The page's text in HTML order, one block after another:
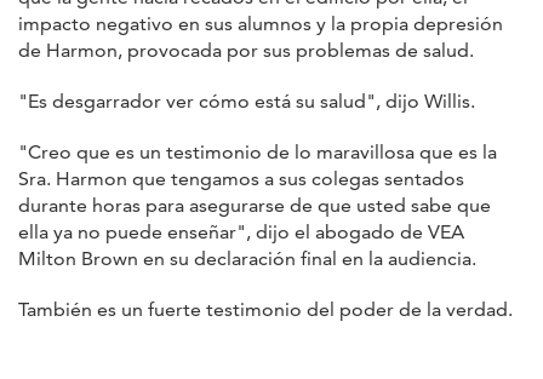
impacto negativo en sus alumnos y la propia depresión
de Harmon, provocada por sus problemas de salud.
"Es desgarrador ver cómo está su salud", dijo Willis.
"Creo que es un testimonio de lo maravillosa que es la
Sra. Harmon que tengamos a sus colegas sentados
durante horas para asegurarse de que usted sabe que
ella ya no puede enseñar", dijo el abogado de VEA
Milton Brown en su declaración final en la audiencia.
También es un fuerte testimonio del poder de la verdad.